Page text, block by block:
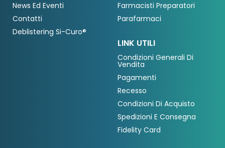
News Ed Eventi
Contatti
Deblistering Si-Curo®
Farmacisti Preparatori
Parafarmaci
LINK UTILI
Condizioni Generali Di
Vendita
Pagamenti
Recesso
Condizioni Di Acquisto
Spedizioni E Consegna
Fidelity Card